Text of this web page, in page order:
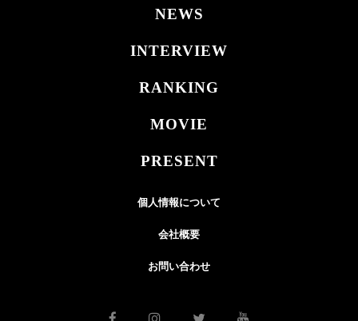
NEWS
INTERVIEW
RANKING
MOVIE
PRESENT
個人情報について
会社概要
お問い合わせ